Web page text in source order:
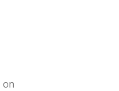
on